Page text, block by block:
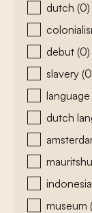
dutch (0)
debut (0)
slavery
language
dutch
indonesia
museum